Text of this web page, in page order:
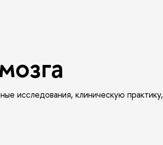
исследования, клиническую